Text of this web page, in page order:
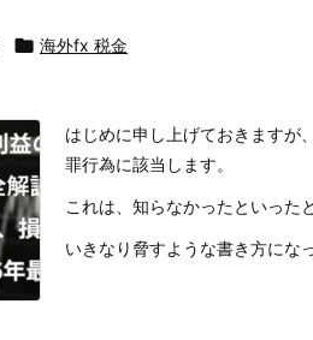
 海外fx 税金
はじめに申し上げておきますが
罪行為に該当します。
これは、知らなかったといった
いきなり脅すような書き方にな